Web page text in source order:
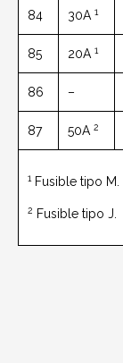
84 30A 1
85 20A 1
86 –
87 50A 2
1Fusible tipo M.
2 Fusible tipo J.